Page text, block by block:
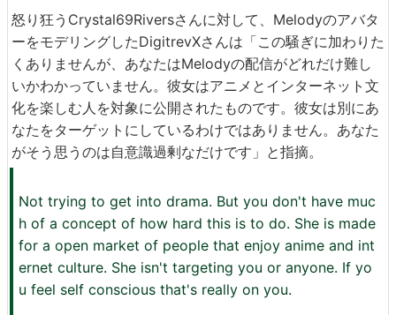
怒り狂うCrystal69Riversさんに対して、Melodyのアバタ
ーをモデリングしたDigitrevXさんは「この騒ぎに加わりた
くありませんが、あなたはMelodyの配信がどれだけ難し
いかわかっていません。彼女はアニメとインターネット文
化を楽しむ人を対象に公開されたものです。彼女は別にあ
なたをターゲットにしているわけではありません。あなた
がそう思うのは自意識過剰なだけです」と指摘。
Not trying to get into drama. But you don't have muc
h of a concept of how hard this is to do. She is made
for a open market of people that enjoy anime and int
ernet culture. She isn't targeting you or anyone. If yo
u feel self conscious that's really on you.